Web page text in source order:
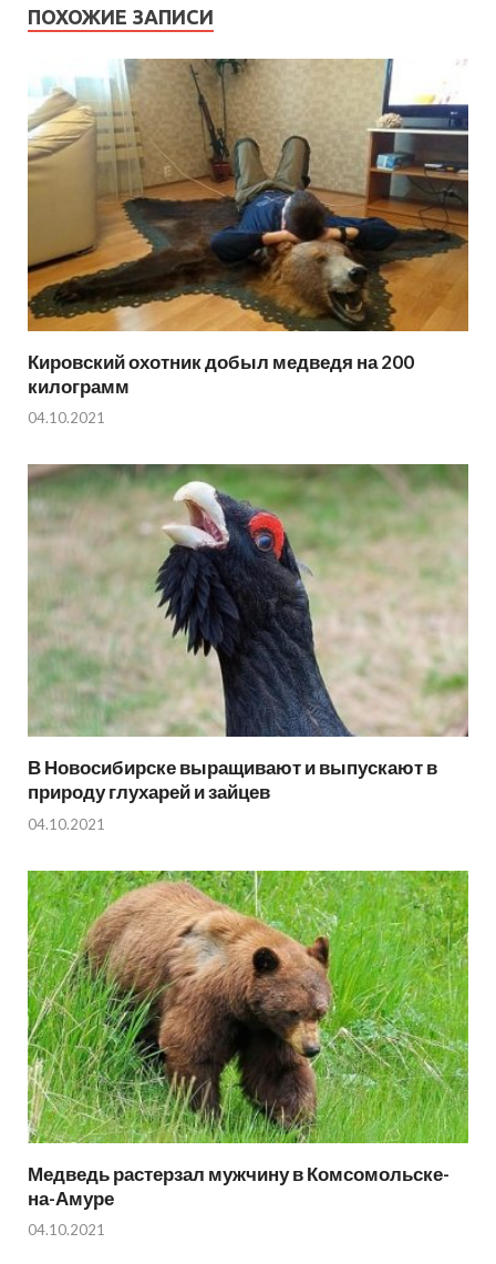
ПОХОЖИЕ ЗАПИСИ
Кировский охотник добыл медведя на 200
килограмм
04.10.2021
В Новосибирске выращивают и выпускают в
природу глухарей и зайцев
04.10.2021
Медведь растерзал мужчину в Комсомольске-
на-Амуре
04.10.2021